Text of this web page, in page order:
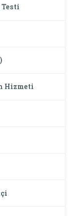
Hizmeti